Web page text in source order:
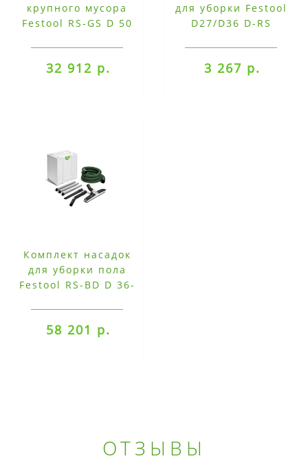
крупного мусора
Festool RS-GS D 50
32 912 р.
для уборки Festool
D27/D36 D-RS
3 267 р.
Комплект насадок
для уборки пола
Festool RS-BD D 36-
58 201 р.
ОТЗЫВЫ